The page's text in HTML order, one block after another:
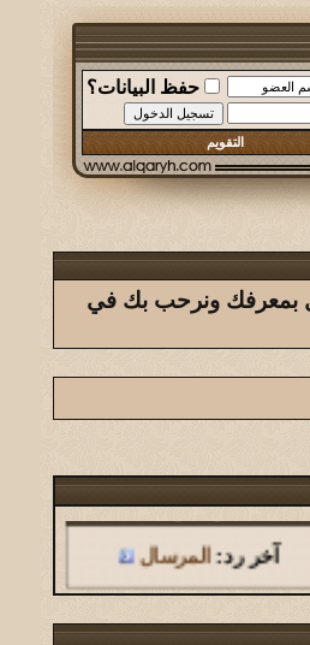
حفظ البيانات؟
التقويم
بمعرفك ونرحب بك في
آخر رد:المرسال
آخر رد:المشرقي